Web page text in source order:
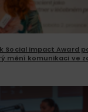
Social Impact Award
mění komunikaci ve